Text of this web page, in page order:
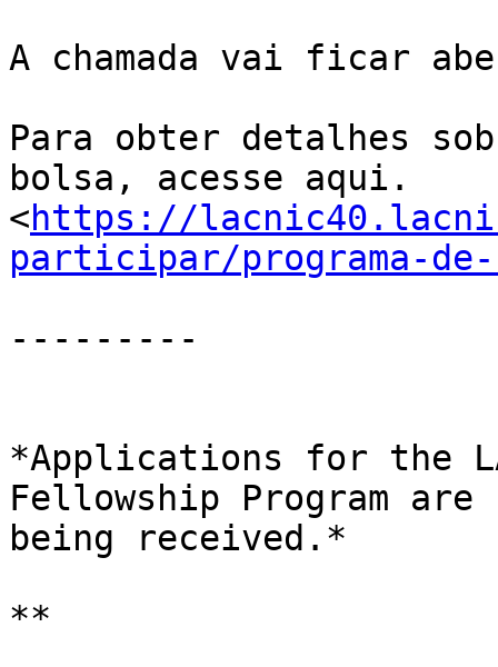
A chamada vai ficar
Para obter detalhes
bolsa, acesse aqui.
<https://
participar/programa-
---------
*Applications for the
Fellowship Program are
being received.*
**